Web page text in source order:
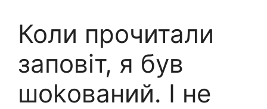
Коли прочитали
заповіт, я був
шokовaний. І не